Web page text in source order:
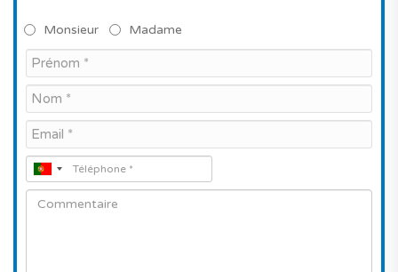
Monsieur Madame